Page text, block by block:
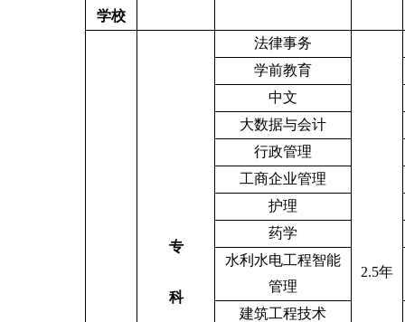
学校
专
科
法律事务
2.5年
学前教育
中文
大数据与会计
行政管理
工商企业管理
护理
药学
水利水电工程智能
管理
建筑工程技术